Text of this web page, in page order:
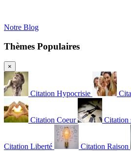
Notre Blog
Thèmes Populaires
×
Citation Hypocrisie
Citation Coeur Citation
Citation Liberté Citation Raison